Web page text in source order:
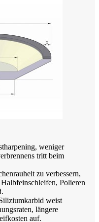
weniger
tritt beim
zu verbessern,
Polieren
weist
längere
auf.